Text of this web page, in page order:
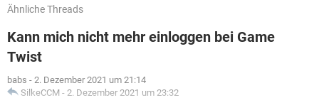
Ähnliche Threads
Kann mich nicht mehr einloggen bei Game
Twist
babs - 2. Dezember 2021 um 21:14
SilkeCCM - 2. Dezember 2021 um 23:32